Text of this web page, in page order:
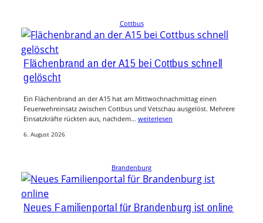
Cottbus
Flächenbrand an der A15 bei Cottbus schnell
gelöscht
Ein Flächenbrand an der A15 hat am Mittwochnachmittag einen
Feuerwehreinsatz zwischen Cottbus und Vetschau ausgelöst. Mehrere
Einsatzkräfte rückten aus, nachdem… weiterlesen
6. August 2026
Brandenburg
Neues Familienportal für Brandenburg ist online